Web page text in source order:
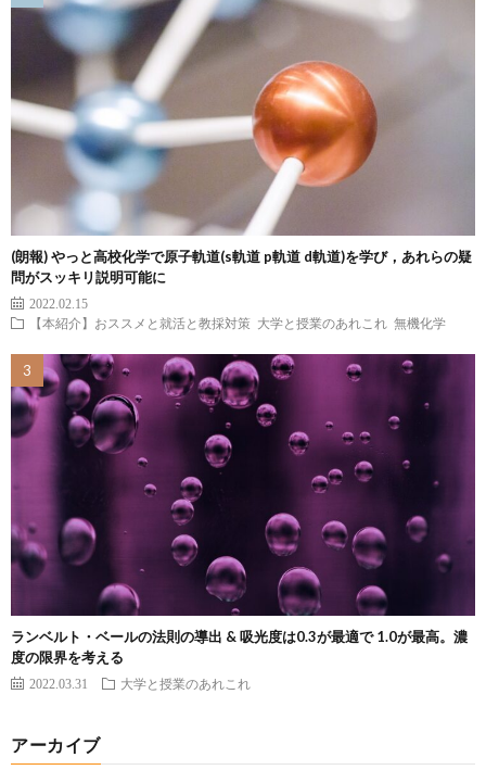
(朗報) やっと高校化学で原子軌道(s軌道 p軌道 d軌道)を学び，あれらの疑
問がスッキリ説明可能に
2022.02.15
【本紹介】おススメと就活と教採対策 大学と授業のあれこれ 無機化学
ランベルト・ベールの法則の導出 & 吸光度は0.3が最適で 1.0が最高。濃
度の限界を考える
2022.03.31 大学と授業のあれこれ
アーカイブ